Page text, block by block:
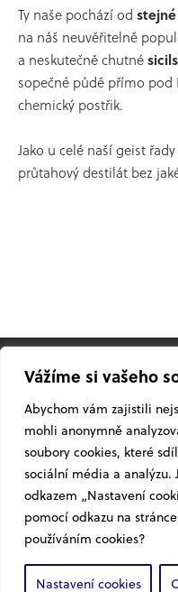
Vážíme si vašeho
Abychom vám zajistili
mohli anonymně
soubory cookies, které
sociální média a
odkazem „Nastavení
pomocí odkazu na
používáním cookies?
Nastavení cookies
Ty naše pochází od
na náš neuvěřitelně
a neskutečně chutné
sopečné půdě přímo pod
chemický postřik.
Jako u celé naší geist
průtahový destilát bez
© 2026Žufánek.czpod
FacebookYouTubeInstagram
Vyrobila značkárna®